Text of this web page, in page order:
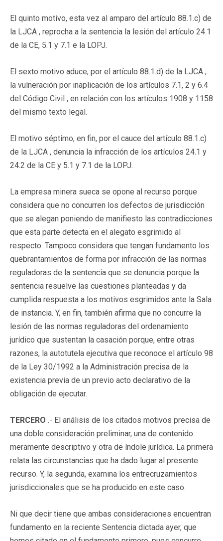
El quinto motivo, esta vez al amparo del artículo 88.1.c) de
la LJCA , reprocha a la sentencia la lesión del artículo 24.1
de la CE, 5.1 y 7.1 e la LOPJ.
El sexto motivo aduce, por el artículo 88.1.d) de la LJCA ,
la vulneración por inaplicación de los artículos 7.1, 2 y 6.4
del Código Civil , en relación con los artículos 1908 y 1158
del mismo texto legal.
El motivo séptimo, en fin, por el cauce del artículo 88.1.c)
de la LJCA , denuncia la infracción de los artículos 24.1 y
24.2 de la CE y 5.1 y 7.1 de la LOPJ.
La empresa minera sueca se opone al recurso porque
considera que no concurren los defectos de jurisdicción
que se alegan poniendo de manifiesto las contradicciones
que esta parte detecta en el alegato esgrimido al
respecto. Tampoco considera que tengan fundamento los
quebrantamientos de forma por infracción de las normas
reguladoras de la sentencia que se denuncia porque la
sentencia resuelve las cuestiones planteadas y da
cumplida respuesta a los motivos esgrimidos ante la Sala
de instancia. Y, en fin, también afirma que no concurre la
lesión de las normas reguladoras del ordenamiento
jurídico que sustentan la casación porque, entre otras
razones, la autotutela ejecutiva que reconoce el artículo 98
de la Ley 30/1992 a la Administración precisa de la
existencia previa de un previo acto declarativo de la
obligación de ejecutar.
TERCERO .- El análisis de los citados motivos precisa de
una doble consideración preliminar, una de contenido
meramente descriptivo y otra de índole jurídica. La primera
relata las circunstancias que ha dado lugar al presente
recurso. Y, la segunda, examina los entrecruzamientos
jurisdiccionales que se ha producido en este caso.
Ni que decir tiene que ambas consideraciones encuentran
fundamento en la reciente Sentencia dictada ayer, que